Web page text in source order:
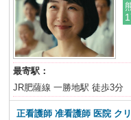
最寄駅：
JR肥薩線 一勝地駅 徒歩3分
正看護師 准看護師 医院 ク